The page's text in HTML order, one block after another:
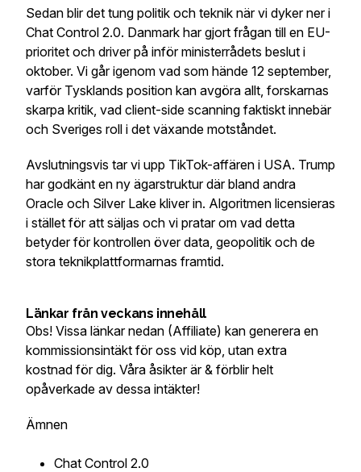
Sedan blir det tung politik och teknik när vi dyker ner i
Chat Control 2.0. Danmark har gjort frågan till en EU-
prioritet och driver på inför ministerrådets beslut i
oktober. Vi går igenom vad som hände 12 september,
varför Tysklands position kan avgöra allt, forskarnas
skarpa kritik, vad client-side scanning faktiskt innebär
och Sveriges roll i det växande motståndet.
Avslutningsvis tar vi upp TikTok-affären i USA. Trump
har godkänt en ny ägarstruktur där bland andra
Oracle och Silver Lake kliver in. Algoritmen licensieras
i stället för att säljas och vi pratar om vad detta
betyder för kontrollen över data, geopolitik och de
stora teknikplattformarnas framtid.
Länkar från veckans innehåll
Obs! Vissa länkar nedan (Affiliate) kan generera en
kommissionsintäkt för oss vid köp, utan extra
kostnad för dig. Våra åsikter är & förblir helt
opåverkade av dessa intäkter!
Ämnen
Chat Control 2.0